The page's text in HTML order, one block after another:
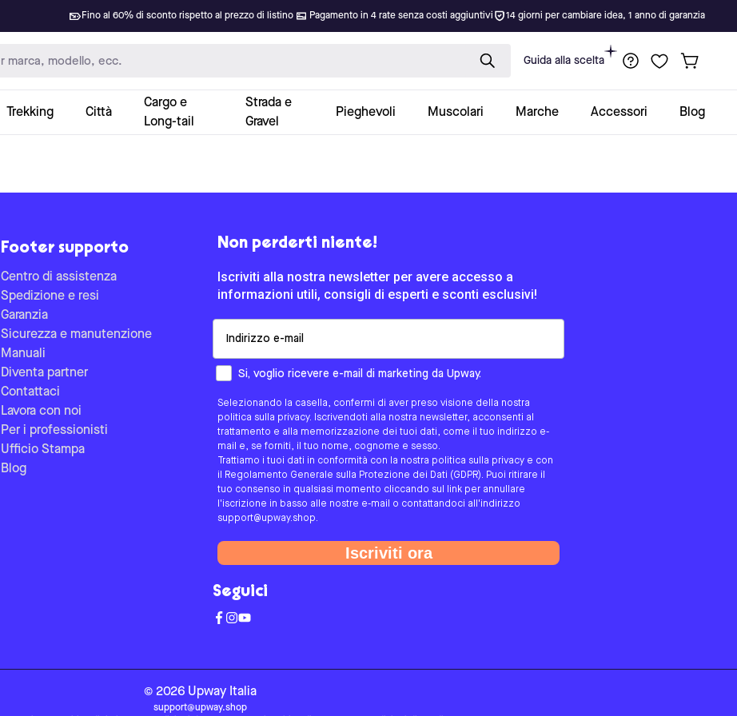
Fino al 60% di sconto rispetto al prezzo di listino Pagamento in 4 rate senza costi aggiuntivi 14 giorni per cambiare idea, 1 anno di garanzia
Guida alla scelta
Trekking Città
Cargo e
Long-tail
Strada e
Gravel
Pieghevoli Muscolari Marche Accessori Blog
Footer supporto
Centro di assistenza
Spedizione e resi
Garanzia
Sicurezza e manutenzione
Manuali
Diventa partner
Contattaci
Lavora con noi
Per i professionisti
Ufficio Stampa
Blog
Non perderti niente!
Iscriviti alla nostra newsletter per avere accesso a
informazioni utili, consigli di esperti e sconti esclusivi!
Come preferisci essere contattato/a?
Si, voglio ricevere e-mail di marketing da Upway.
Selezionando la casella, confermi di aver preso visione della nostra
politica sulla privacy. Iscrivendoti alla nostra newsletter, acconsenti al
trattamento e alla memorizzazione dei tuoi dati, come il tuo indirizzo e-
mail e, se forniti, il tuo nome, cognome e sesso.
Trattiamo i tuoi dati in conformità con la nostra politica sulla privacy e con
il Regolamento Generale sulla Protezione dei Dati (GDPR). Puoi ritirare il
tuo consenso in qualsiasi momento cliccando sul link per annullare
l'iscrizione in basso alle nostre e-mail o contattandoci all'indirizzo
support@upway.shop.
Iscriviti ora
Seguici
© 2026 Upway Italia
support@upway.shop